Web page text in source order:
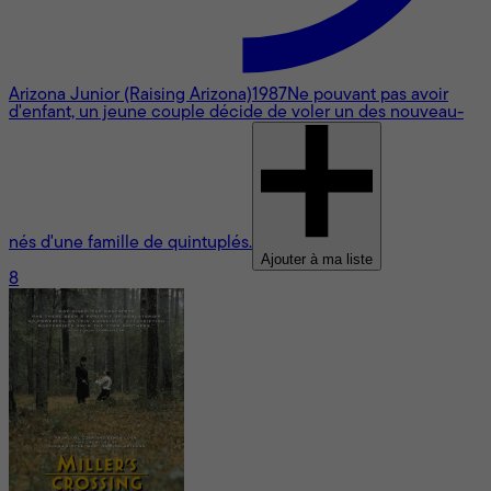
Arizona Junior (Raising Arizona)1987 Ne pouvant pas avoir
d'enfant, un jeune couple décide de voler un des nouveau-
nés d'une famille de quintuplés.
Ajouter à ma liste
8